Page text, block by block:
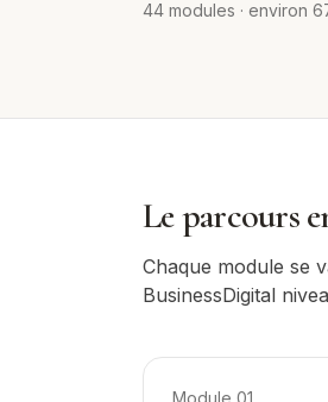
44 modules · environ
Le parcours
Chaque module se
BusinessDigital
Module 01